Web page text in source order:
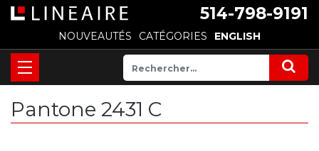
514-798-9191
NOUVEAUTÉS CATÉGORIES ENGLISH
Pantone 2431 C